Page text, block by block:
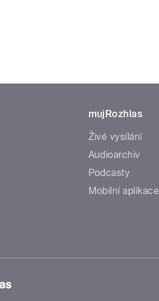
mujRozhlas
Živé vysílání
Audioarchiv
Podcasty
Mobilní aplikace